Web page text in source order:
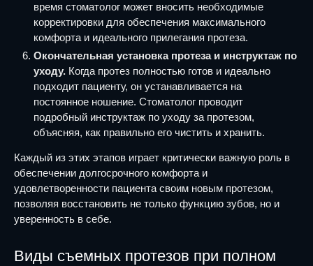
время стоматолог может вносить необходимые
корректировки для обеспечения максимального
комфорта и идеального прилегания протеза.
Окончательная установка протеза и инструктаж по
уходу. Когда протез полностью готов и идеально
подходит пациенту, он устанавливается на
постоянное ношение. Стоматолог проводит
подробный инструктаж по уходу за протезом,
объясняя, как правильно его чистить и хранить.
Каждый из этих этапов играет критически важную роль в
обеспечении долгосрочного комфорта и
удовлетворенности пациента своим новым протезом,
позволяя восстановить не только функцию зубов, но и
уверенность в себе.
Виды съемных протезов при полном